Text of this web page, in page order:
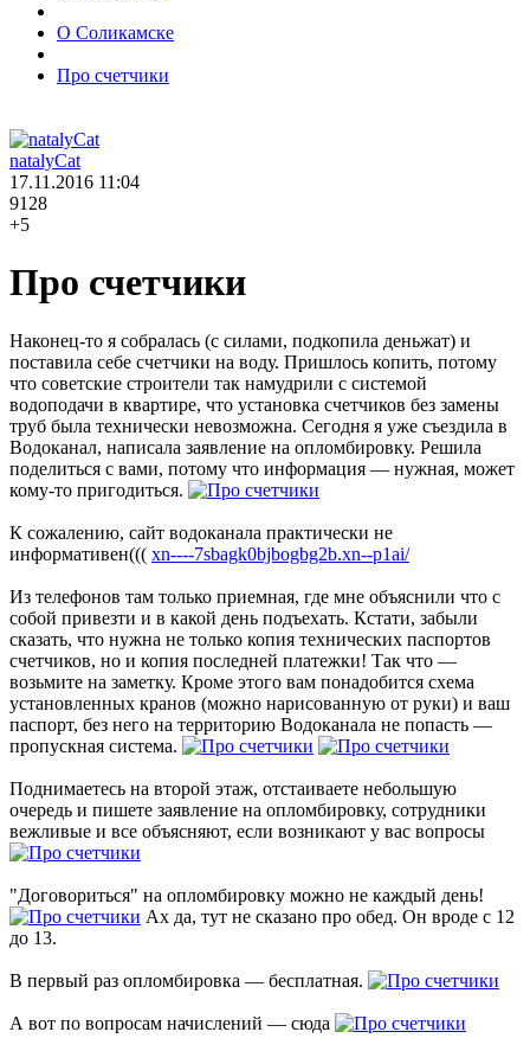
О Соликамске
Про счетчики
natalyCat
17.11.2016 11:04
9128
+5
Про счетчики
Наконец-то я собралась (с силами, подкопила деньжат) и
поставила себе счетчики на воду. Пришлось копить, потому
что советские строители так намудрили с системой
водоподачи в квартире, что установка счетчиков без замены
труб была технически невозможна. Сегодня я уже съездила в
Водоканал, написала заявление на опломбировку. Решила
поделиться с вами, потому что информация — нужная, может
кому-то пригодиться.
К сожалению, сайт водоканала практически не
информативен((( xn----7sbagk0bjbogbg2b.xn--p1ai/
Из телефонов там только приемная, где мне объяснили что с
собой привезти и в какой день подъехать. Кстати, забыли
сказать, что нужна не только копия технических паспортов
счетчиков, но и копия последней платежки! Так что —
возьмите на заметку. Кроме этого вам понадобится схема
установленных кранов (можно нарисованную от руки) и ваш
паспорт, без него на территорию Водоканала не попасть —
пропускная система.
Поднимаетесь на второй этаж, отстаиваете небольшую
очередь и пишете заявление на опломбировку, сотрудники
вежливые и все объясняют, если возникают у вас вопросы
"Договориться" на опломбировку можно не каждый день!
Ах да, тут не сказано про обед. Он вроде с 12
до 13.
В первый раз опломбировка — бесплатная.
А вот по вопросам начислений — сюда